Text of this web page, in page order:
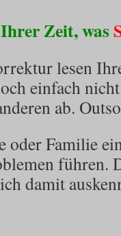
Zeit, was
lesen
einfach
ab.
oder Familie
führen.
damit